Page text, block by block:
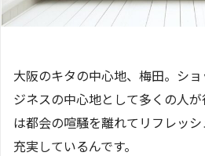
大阪のキタの中心地、梅田。シ
ジネスの中心地として多くの人
は都会の喧騒を離れてリフレッ
充実しているんです。